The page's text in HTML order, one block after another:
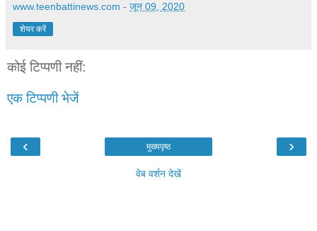
www.teenbattinews.com - जून 09, 2020
शेयर करें
कोई टिप्पणी नहीं:
एक टिप्पणी भेजें
‹ ›
मुख्यपृष्ठ
वेब वर्शन देखें